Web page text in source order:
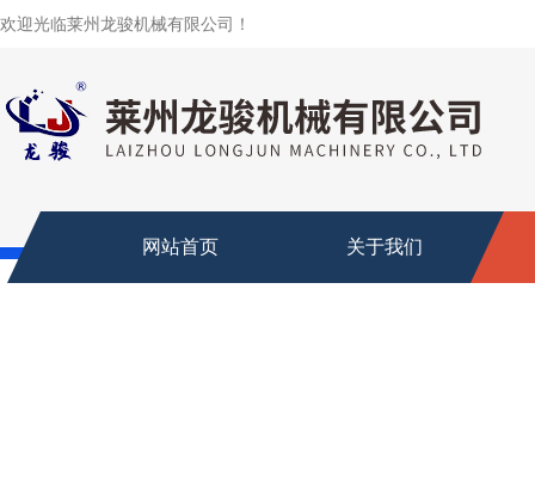
欢迎光临莱州龙骏机械有限公司！
网站首页 关于我们